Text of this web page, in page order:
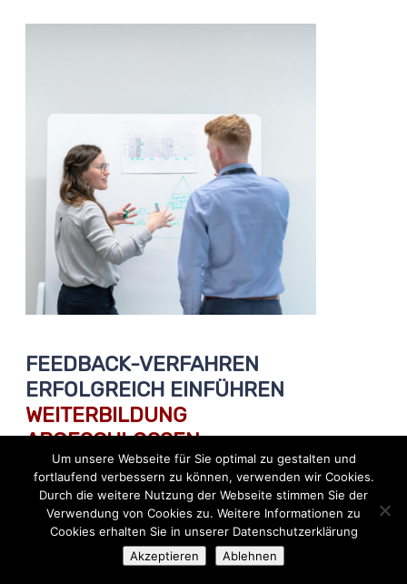
FEEDBACK-VERFAHREN
ERFOLGREICH EINFÜHREN
WEITERBILDUNG
ABGESCHLOSSEN
mehr Infos
Um unsere Webseite für Sie optimal zu gestalten und
fortlaufend verbessern zu können, verwenden wir Cookies.
Durch die weitere Nutzung der Webseite stimmen Sie der
Verwendung von Cookies zu. Weitere Informationen zu
Cookies erhalten Sie in unserer Datenschutzerklärung
Akzeptieren
Ablehnen